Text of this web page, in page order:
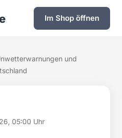
Im Shop öffnen
und
05:00 Uhr